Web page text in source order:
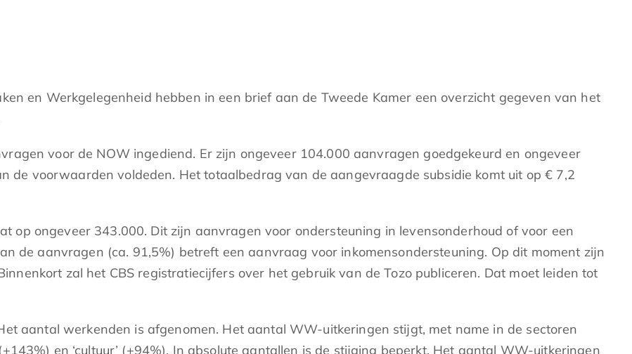
en Werkgelegenheid hebben in een brief aan de Tweede Kamer een overzicht gegeven van het
voor de NOW ingediend. Er zijn ongeveer 104.000 aanvragen goedgekeurd en ongeveer
de voorwaarden voldeden. Het totaalbedrag van de aangevraagde subsidie komt uit op € 7,2
op ongeveer 343.000. Dit zijn aanvragen voor ondersteuning in levensonderhoud of voor een
de aanvragen (ca. 91,5%) betreft een aanvraag voor inkomensondersteuning. Op dit moment zijn
zal het CBS registratiecijfers over het gebruik van de Tozo publiceren. Dat moet leiden tot
aantal werkenden is afgenomen. Het aantal WW-uitkeringen stijgt, met name in de sectoren
en ‘cultuur’ (+94%). In absolute aantallen is de stijging beperkt. Het aantal WW-uitkeringen